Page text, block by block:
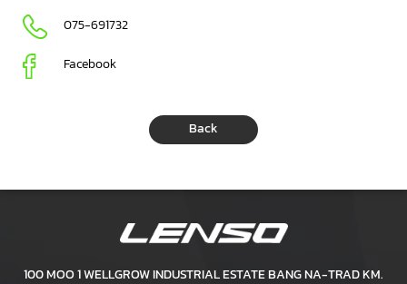
075-691732
Facebook
Back
100 MOO 1 WELLGROW INDUSTRIAL ESTATE BANG NA-TRAD KM.